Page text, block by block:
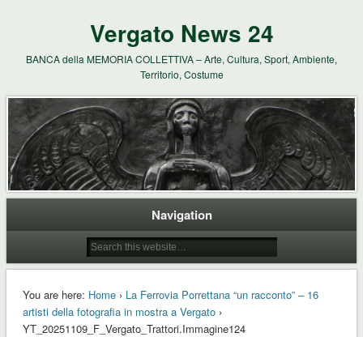
Vergato News 24
BANCA della MEMORIA COLLETTIVA – Arte, Cultura, Sport, Ambiente,
Territorio, Costume
Navigation
You are here: Home› La Ferrovia Porrettana “un racconto” – 16
artisti della fotografia in mostra a Vergato›
YT_20251109_F_Vergato_Trattori.Immagine124